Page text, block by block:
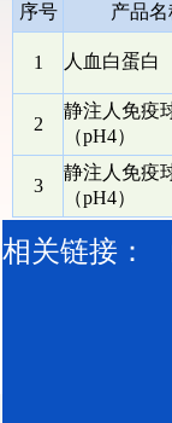
序号
产品名
1 人血白蛋白
2
静注人免疫
（pH4）
3
静注人免疫
（pH4）
相关链接：